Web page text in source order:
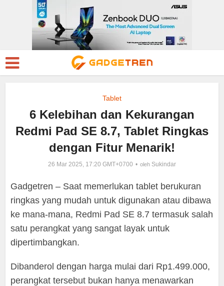
Tablet
6 Kelebihan dan Kekurangan
Redmi Pad SE 8.7, Tablet Ringkas
dengan Fitur Menarik!
26 Mar 2025, 17:20 GMT+0700 oleh Sukindar
Gadgetren – Saat memerlukan tablet berukuran
ringkas yang mudah untuk digunakan atau dibawa
ke mana-mana, Redmi Pad SE 8.7 termasuk salah
satu perangkat yang sangat layak untuk
dipertimbangkan.
Dibanderol dengan harga mulai dari Rp1.499.000,
perangkat tersebut bukan hanya menawarkan